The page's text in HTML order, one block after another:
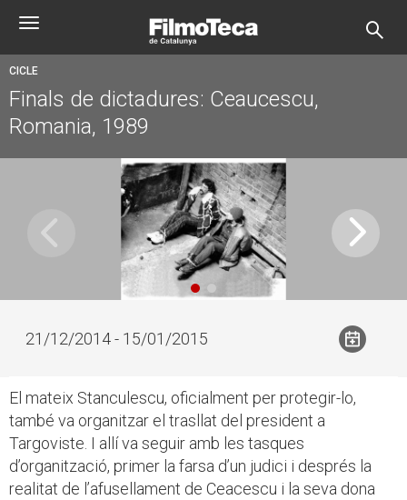
Toggle
CICLE
Finals de dictadures: Ceaucescu,
Romania, 1989
21/12/2014 - 15/01/2015
El mateix Stanculescu, oficialment per protegir-lo,
també va organitzar el trasllat del president a
Targoviste. I allí va seguir amb les tasques
d’organització, primer la farsa d’un judici i després la
realitat de l’afusellament de Ceacescu i la seva dona